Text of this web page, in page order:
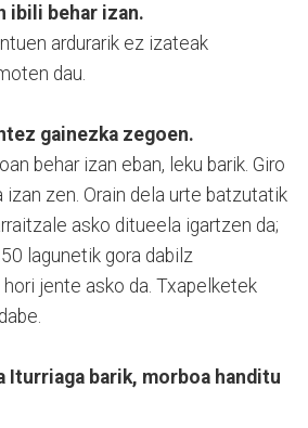
ibili behar izan.
ardurarik ez izateak
dau.
gainezka zegoen.
behar izan eban, leku barik. Giro
zen. Orain dela urte batzutatik
asko ditueela igartzen da;
lagunetik gora dabilz
jente asko da. Txapelketek
Iturriaga barik, morboa handitu